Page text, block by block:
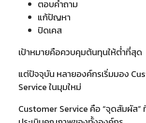
ตอบคำถาม
แก้ปัญหา
ปิดเคส
เป้าหมายคือควบคุมต้นทุนให้ต่ำที่สุด
แต่ปัจจุบัน หลายองค์กรเริ่มมอง
Service ในมุมใหม่
Customer Service คือ “จุดสัมผัส”